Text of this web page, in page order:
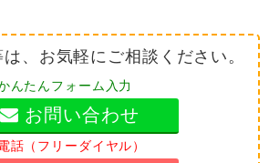
、お気軽にご相談ください。
んたんフォーム入力
お問い合わせ
話（フリーダイヤル）